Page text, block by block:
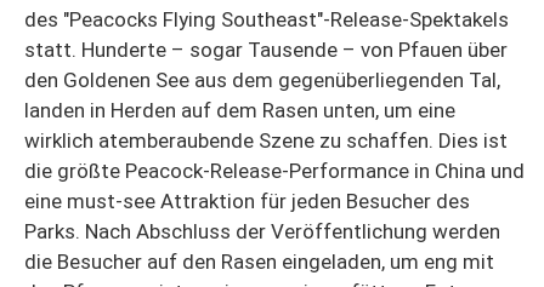
des "Peacocks Flying Southeast"-Release-Spektakels
statt. Hunderte – sogar Tausende – von Pfauen über
den Goldenen See aus dem gegenüberliegenden Tal,
landen in Herden auf dem Rasen unten, um eine
wirklich atemberaubende Szene zu schaffen. Dies ist
die größte Peacock-Release-Performance in China und
eine must-see Attraktion für jeden Besucher des
Parks. Nach Abschluss der Veröffentlichung werden
die Besucher auf den Rasen eingeladen, um eng mit